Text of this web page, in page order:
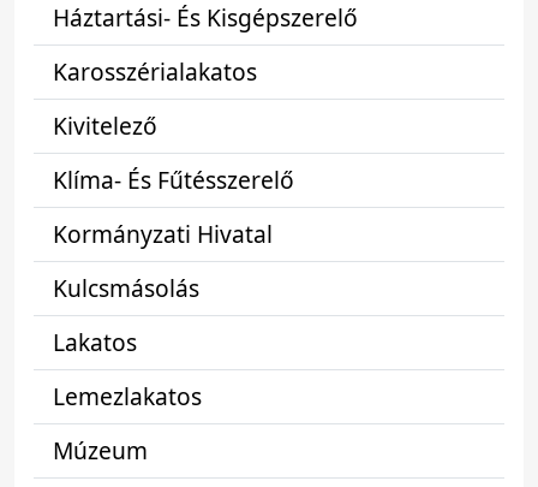
Háztartási- És Kisgépszerelő
Karosszérialakatos
Kivitelező
Klíma- És Fűtésszerelő
Kormányzati Hivatal
Kulcsmásolás
Lakatos
Lemezlakatos
Múzeum